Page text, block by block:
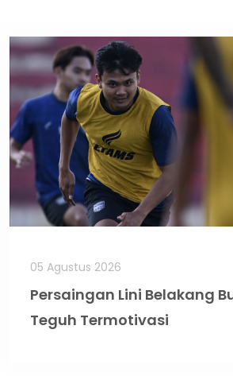
05 Agustus 2026
Persaingan Lini Belakang
Teguh Termotivasi